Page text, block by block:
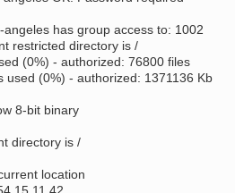
has group access to: 1002
restricted directory is /
(0%) - authorized: 76800 files
used (0%) - authorized: 1371136 Kb
8-bit binary
directory is /
location